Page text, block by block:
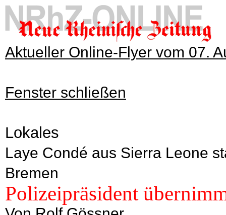
Aktueller Online-Flyer vom 07.
Fenster schließen
Lokales
Laye Condé aus Sierra Leone
Bremen
Polizeipräsident